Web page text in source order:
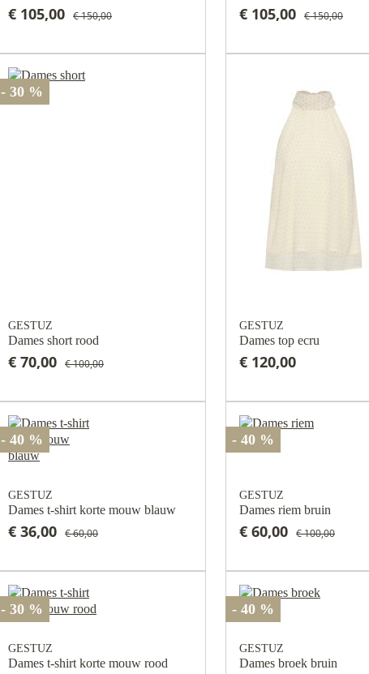
€ 105,00 € 150,00 € 105,00 € 150,00
- 30 %
GESTUZ
Dames short rood
€ 70,00 € 100,00
GESTUZ
Dames top ecru
€ 120,00
- 40 %
GESTUZ
Dames t-shirt korte mouw blauw
€ 36,00 € 60,00
- 40 %
GESTUZ
Dames riem bruin
€ 60,00 € 100,00
- 30 %
GESTUZ
Dames t-shirt korte mouw rood
- 40 %
GESTUZ
Dames broek bruin